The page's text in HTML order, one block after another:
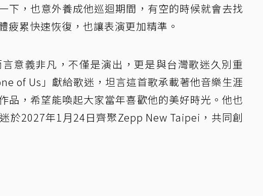
下，也意外養成他巡迴期間，有空的時候就會去找
疲累快速恢復，也讓表演更加精準。
意義非凡，不僅是演出，更是與台灣歌迷久別重
of Us」獻給歌迷，坦言這首歌承載著他音樂生涯
品，希望能喚起大家當年喜歡他的美好時光。他也
於2027年1月24日齊聚Zepp New Taipei，共同創